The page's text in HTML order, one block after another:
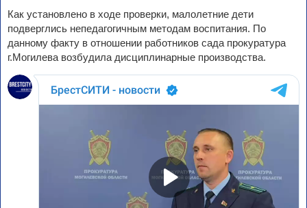
Как установлено в ходе проверки, малолетние дети
подверглись непедагогичным методам воспитания. По
данному факту в отношении работников сада прокуратура
г.Могилева возбудила дисциплинарные производства.